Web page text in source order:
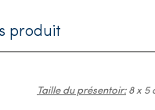
produit
Taille du présentoir:8 x 5